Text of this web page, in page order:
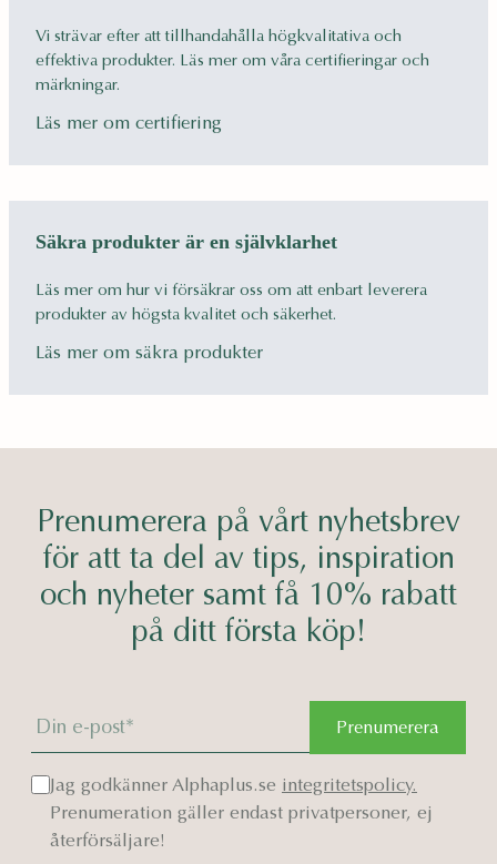
Vi strävar efter att tillhandahålla högkvalitativa och
effektiva produkter. Läs mer om våra certifieringar och
märkningar.
Läs mer om certifiering
Säkra produkter är en självklarhet
Läs mer om hur vi försäkrar oss om att enbart leverera
produkter av högsta kvalitet och säkerhet.
Läs mer om säkra produkter
Prenumerera på vårt nyhetsbrev
för att ta del av tips, inspiration
och nyheter samt få 10% rabatt
på ditt första köp!
Jag godkänner Alphaplus.se integritetspolicy.
Prenumeration gäller endast privatpersoner, ej
återförsäljare!
Prenumerera